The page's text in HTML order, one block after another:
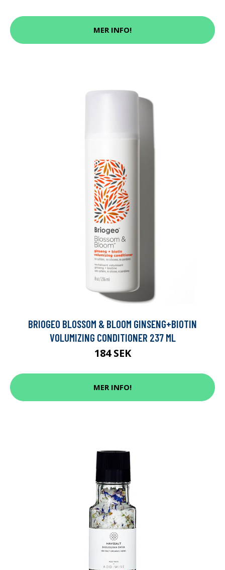
MER INFO!
BRIOGEO BLOSSOM & BLOOM GINSENG+BIOTIN
VOLUMIZING CONDITIONER 237 ML
184 SEK
MER INFO!